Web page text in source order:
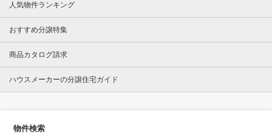
人気物件ランキング
おすすめ分譲特集
商品カタログ請求
ハウスメーカーの分譲住宅ガイド
物件検索